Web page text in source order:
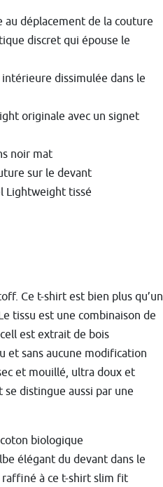
déplacement de la couture
discret qui épouse le
dissimulée dans le
originale avec un signet
noir mat
sur le devant
Lightweight tissé
Ce t-shirt est bien plus qu’un
tissu est une combinaison de
est extrait de bois
et sans aucune modification
et mouillé, ultra doux et
distingue aussi par une
biologique
élégant du devant dans le
à ce t-shirt slim fit